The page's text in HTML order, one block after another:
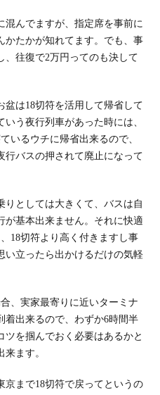
混んでますが、指定席を事前に
かたかが知れてます。でも、事
、往復で2万円ってのも決して
盆は18切符を活用して帰省して
う夜行列車があった時には、
いるウチに帰省出来るので、
行バスの押されて廃止になって
りとしては大きくて、バスは自
が基本出来ません。それに快適
18切符より高く付きますし事
い立ったら出かけるだけの気軽
、実家最寄りに近いターミナ
着出来るので、わずか6時間半
を掴んでおく必要はあるかと
ます。
京まで18切符で戻ってというの